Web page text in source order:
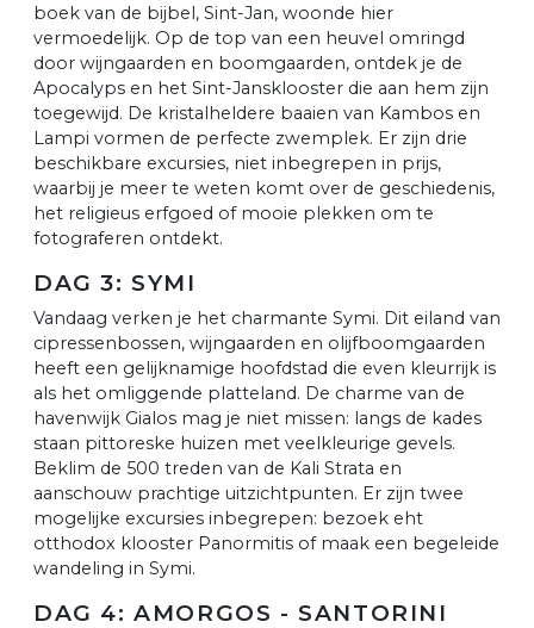
boek van de bijbel, Sint-Jan, woonde hier
vermoedelijk. Op de top van een heuvel omringd
door wijngaarden en boomgaarden, ontdek je de
Apocalyps en het Sint-Jansklooster die aan hem zijn
toegewijd. De kristalheldere baaien van Kambos en
Lampi vormen de perfecte zwemplek. Er zijn drie
beschikbare excursies, niet inbegrepen in prijs,
waarbij je meer te weten komt over de geschiedenis,
het religieus erfgoed of mooie plekken om te
fotograferen ontdekt.
DAG 3: SYMI
Vandaag verken je het charmante Symi. Dit eiland van
cipressenbossen, wijngaarden en olijfboomgaarden
heeft een gelijknamige hoofdstad die even kleurrijk is
als het omliggende platteland. De charme van de
havenwijk Gialos mag je niet missen: langs de kades
staan pittoreske huizen met veelkleurige gevels.
Beklim de 500 treden van de Kali Strata en
aanschouw prachtige uitzichtpunten. Er zijn twee
mogelijke excursies inbegrepen: bezoek eht
otthodox klooster Panormitis of maak een begeleide
wandeling in Symi.
DAG 4: AMORGOS - SANTORINI